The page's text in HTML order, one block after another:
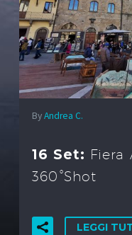
ByAndrea C.
16 Set: Fiera
360°Shot
LEGGI